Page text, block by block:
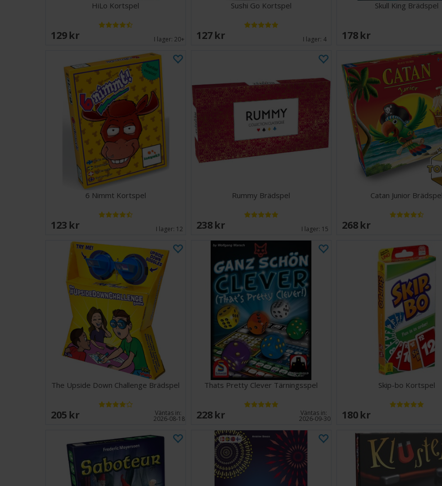
HiLo Kortspel
129 SEK I lager:20+
Sushi Go Kortspel
127 SEK I lager: 4
Skull King Brädspel
178 SEK
6 Nimmt Kortspel
123 SEK I lager: 12
Rummy Brädspel
238 SEK I lager: 15
Catan Junior Brädspel
268 SEK
The Upside Down Challenge Brädspel
205 SEK Väntas in:
2026-08-18
Thats Pretty Clever Tärningsspel
228 SEK Väntas in:
2026-09-30
Skip-bo Kortspel
180 SEK